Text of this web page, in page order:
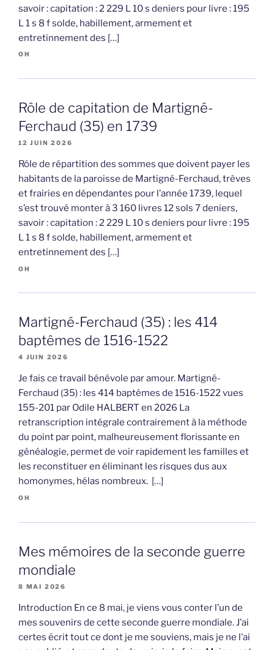
savoir : capitation : 2 229 L 10 s deniers pour livre : 195
L 1 s 8 f solde, habillement, armement et
entretinnement des […]
OH
Rôle de capitation de Martigné-
Ferchaud (35) en 1739
12 JUIN 2026
Rôle de répartition des sommes que doivent payer les
habitants de la paroisse de Martigné-Ferchaud, trèves
et frairies en dépendantes pour l’année 1739, lequel
s’est trouvé monter à 3 160 livres 12 sols 7 deniers,
savoir : capitation : 2 229 L 10 s deniers pour livre : 195
L 1 s 8 f solde, habillement, armement et
entretinnement des […]
OH
Martigné-Ferchaud (35) : les 414
baptêmes de 1516-1522
4 JUIN 2026
Je fais ce travail bénévole par amour. Martigné-
Ferchaud (35) : les 414 baptêmes de 1516-1522 vues
155-201 par Odile HALBERT en 2026 La
retranscription intégrale contrairement à la méthode
du point par point, malheureusement florissante en
généalogie, permet de voir rapidement les familles et
les reconstituer en éliminant les risques dus aux
homonymes, hélas nombreux. […]
OH
Mes mémoires de la seconde guerre
mondiale
8 MAI 2026
Introduction En ce 8 mai, je viens vous conter l’un de
mes souvenirs de cette seconde guerre mondiale. J’ai
certes écrit tout ce dont je me souviens, mais je ne l’ai